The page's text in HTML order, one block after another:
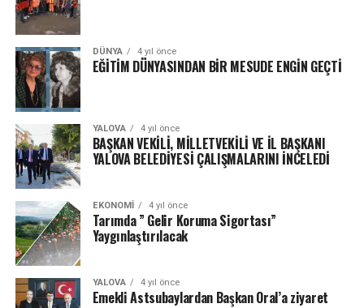
DÜNYA 4 yıl önce
EĞİTİM DÜNYASINDAN BİR MESUDE ENGİN GEÇTİ
YALOVA 4 yıl önce
BAŞKAN VEKİLİ, MİLLETVEKİLİ VE İL BAŞKANI
YALOVA BELEDİYESİ ÇALIŞMALARINI İNCELEDİ
EKONOMI 4 yıl önce
Tarımda ” Gelir Koruma Sigortası”
Yaygınlaştırılacak
YALOVA 4 yıl önce
Emekli Astsubaylardan Başkan Oral’a ziyaret